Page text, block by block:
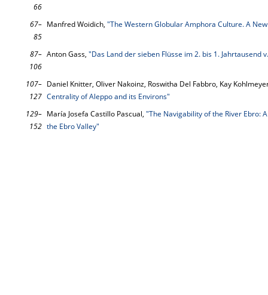
66
67–
85
Manfred Woidich, "The Western Globular Amphora Culture. A
87–
106
Anton Gass, "Das Land der sieben Flüsse im 2. bis 1. Jahrtausend
107–
127
Daniel Knitter, Oliver Nakoinz, Roswitha Del Fabbro, Kay
Centrality of Aleppo and its Environs"
129–
152
María Josefa Castillo Pascual, "The Navigability of the River Ebro:
the Ebro Valley"